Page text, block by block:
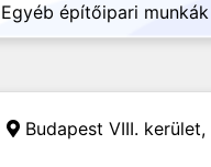
Egyéb építőipari munkák
Budapest VIII. kerület,